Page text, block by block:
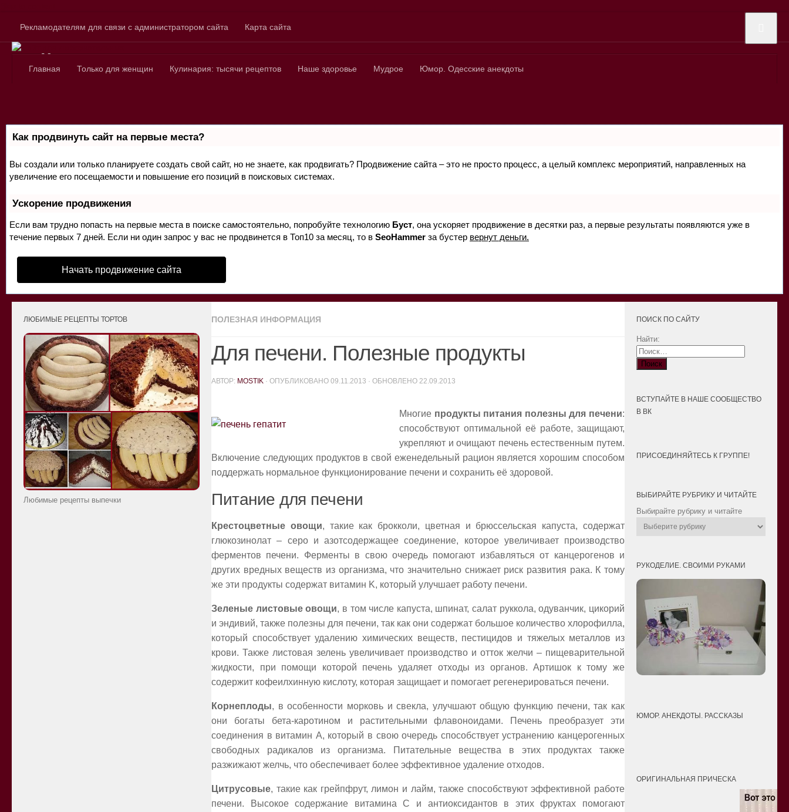
Рекламодателям для связи с администратором сайта Карта сайта
Сайт для любознательных
Главная Только для женщин Кулинария: тысячи рецептов Наше здоровье Мудрое Юмор. Одесские анекдоты
Как продвинуть сайт на первые места?
Вы создали или только планируете создать свой сайт, но не знаете, как продвигать? Продвижение сайта – это не просто процесс, а целый комплекс мероприятий, направленных на
увеличение его посещаемости и повышение его позиций в поисковых системах.
Ускорение продвижения
Если вам трудно попасть на первые места в поиске самостоятельно, попробуйте технологию Буст, она ускоряет продвижение в десятки раз, а первые результаты появляются уже в
течение первых 7 дней. Если ни один запрос у вас не продвинется в Топ10 за месяц, то в SeoHammer за бустер вернут деньги.
Начать продвижение сайта
ПОЛЕЗНАЯ ИНФОРМАЦИЯ
Для печени. Полезные продукты
АВТОР: MOSTIK · ОПУБЛИКОВАНО 09.11.2013 · ОБНОВЛЕНО 22.09.2013
Многие продукты питания полезны для печени:
способствуют оптимальной её работе, защищают,
укрепляют и очищают печень естественным путем.
Включение следующих продуктов в свой еженедельный рацион является хорошим способом
поддержать нормальное функционирование печени и сохранить её здоровой.
Питание для печени
Крестоцветные овощи, такие как брокколи, цветная и брюссельская капуста, содержат
глюкозинолат – серо и азотсодержащее соединение, которое увеличивает производство
ферментов печени. Ферменты в свою очередь помогают избавляться от канцерогенов и
других вредных веществ из организма, что значительно снижает риск развития рака. К тому
же эти продукты содержат витамин K, который улучшает работу печени.
Зеленые листовые овощи, в том числе капуста, шпинат, салат руккола, одуванчик, цикорий
и эндивий, также полезны для печени, так как они содержат большое количество хлорофилла,
который способствует удалению химических веществ, пестицидов и тяжелых металлов из
крови. Также листовая зелень увеличивает производство и отток желчи – пищеварительной
жидкости, при помощи которой печень удаляет отходы из органов. Артишок к тому же
содержит кофеилхинную кислоту, которая защищает и помогает регенерироваться печени.
Корнеплоды, в особенности морковь и свекла, улучшают общую функцию печени, так как
они богаты бета-каротином и растительными флавоноидами. Печень преобразует эти
соединения в витамин A, который в свою очередь способствует устранению канцерогенных
свободных радикалов из организма. Питательные вещества в этих продуктах также
разжижают желчь, что обеспечивает более эффективное удаление отходов.
Цитрусовые, такие как грейпфрут, лимон и лайм, также способствуют эффективной работе
печени. Высокое содержание витамина C и антиоксидантов в этих фруктах помогают
ЛЮБИМЫЕ РЕЦЕПТЫ ТОРТОВ
Любимые рецепты выпечки
ПОИСК ПО САЙТУ
Найти:
ВСТУПАЙТЕ В НАШЕ СООБЩЕСТВО
В ВК
ПРИСОЕДИНЯЙТЕСЬ К ГРУППЕ!
ВЫБИРАЙТЕ РУБРИКУ И ЧИТАЙТЕ
Выбирайте рубрику и читайте
РУКОДЕЛИЕ. СВОИМИ РУКАМИ
ЮМОР. АНЕКДОТЫ. РАССКАЗЫ
ОРИГИНАЛЬНАЯ ПРИЧЕСКА